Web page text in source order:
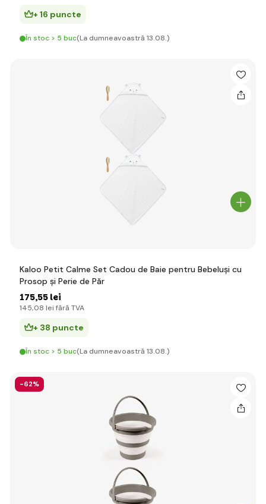
+ 16 puncte
În stoc > 5 buc(La dumneavoastră 13.08.)
Kaloo Petit Calme Set Cadou de Baie pentru Bebeluși cu
Prosop și Perie de Păr
175,55 lei
145,08 lei fără TVA
+ 38 puncte
În stoc > 5 buc(La dumneavoastră 13.08.)
-62%